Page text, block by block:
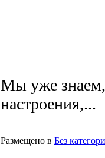
Мы уже
настроения,...
Размещено в Без